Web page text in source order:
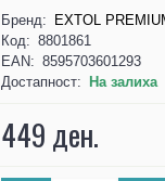
Бренд:
EXTOL
Код: 8801861
EAN: 8595703601293
Достапност:
На залиха
449 ден.